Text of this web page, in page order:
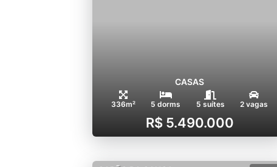
CASAS
336m² 5 dorms 5 suítes 2 vagas
R$ 5.490.000